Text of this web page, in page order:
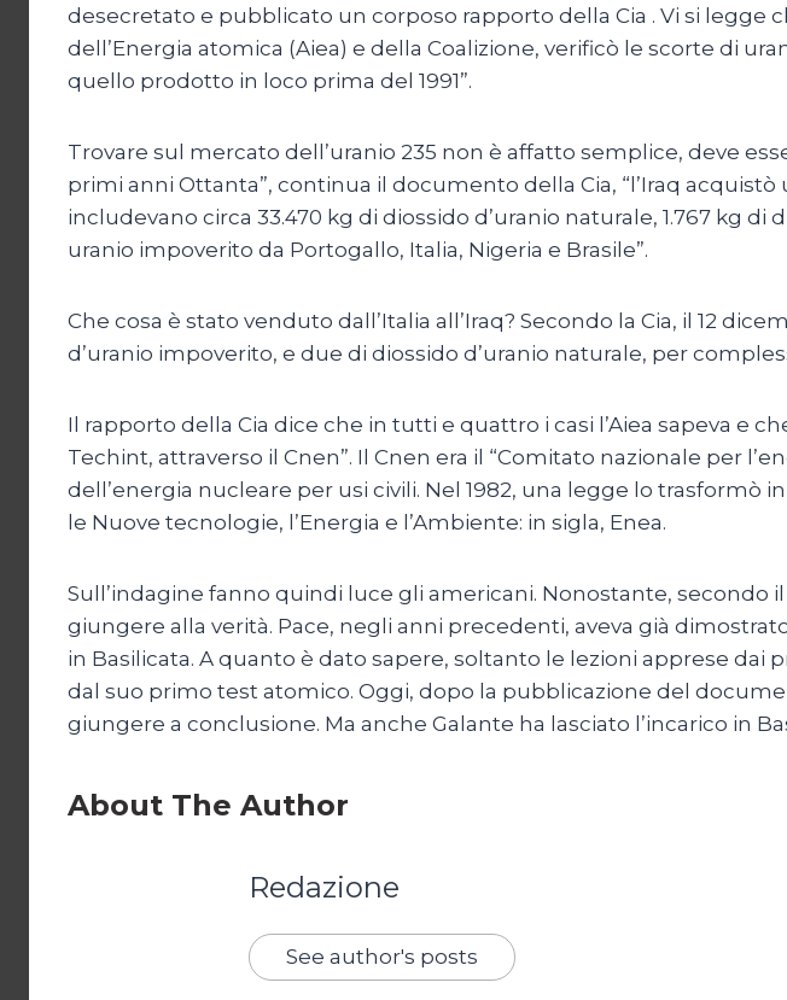
desecretato e pubblicato un corposo rapporto della Cia . Vi si
dell’Energia atomica (Aiea) e della Coalizione, verificò le scorte di
quello prodotto in loco prima del 1991”.
Trovare sul mercato dell’uranio 235 non è affatto semplice, deve
primi anni Ottanta”, continua il documento della Cia, “l’Iraq
includevano circa 33.470 kg di diossido d’uranio naturale, 1.767 kg
uranio impoverito da Portogallo, Italia, Nigeria e Brasile”.
Che cosa è stato venduto dall’Italia all’Iraq? Secondo la Cia, il 12
d’uranio impoverito, e due di diossido d’uranio naturale, per
Il rapporto della Cia dice che in tutti e quattro i casi l’Aiea sapeva e
Techint, attraverso il Cnen”. Il Cnen era il “Comitato nazionale per
dell’energia nucleare per usi civili. Nel 1982, una legge lo
le Nuove tecnologie, l’Energia e l’Ambiente: in sigla, Enea.
Sull’indagine fanno quindi luce gli americani. Nonostante,
giungere alla verità. Pace, negli anni precedenti, aveva già
in Basilicata. A quanto è dato sapere, soltanto le lezioni apprese
dal suo primo test atomico. Oggi, dopo la pubblicazione del
giungere a conclusione. Ma anche Galante ha lasciato l’incarico in
About The Author
Redazione
See author's posts